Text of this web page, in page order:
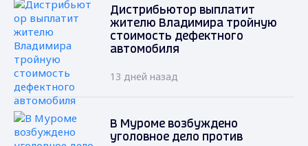
Дистрибьютор выплатит
жителю Владимира тройную
стоимость дефектного
автомобиля
13 дней назад
В Муроме возбуждено
уголовное дело против